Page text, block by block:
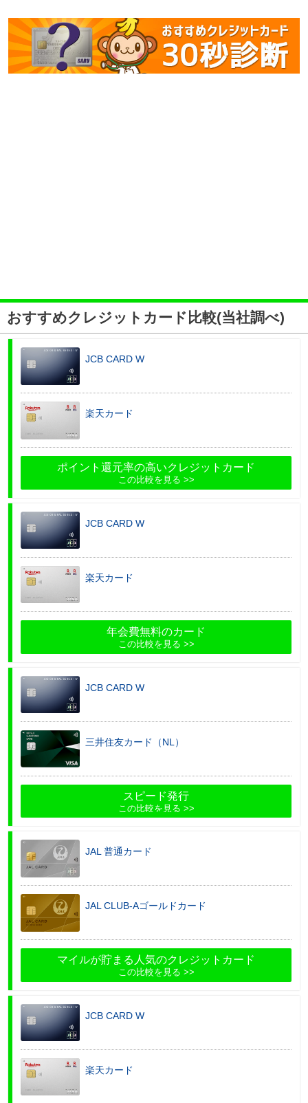
おすすめクレジットカード比較(当社調べ)
JCB CARD W
楽天カード
ポイント還元率の高いクレジットカード
この比較を見る
JCB CARD W
楽天カード
年会費無料のカード
この比較を見る
JCB CARD W
三井住友カード（NL）
スピード発行
この比較を見る
JAL 普通カード
JAL CLUB-Aゴールドカード
マイルが貯まる人気のクレジットカード
この比較を見る
JCB CARD W
楽天カード